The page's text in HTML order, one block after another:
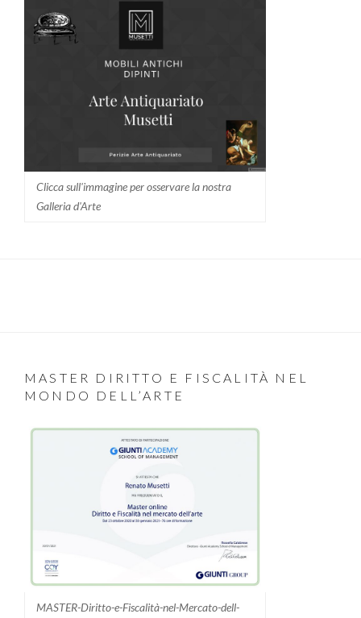
Clicca sull'immagine per osservare la nostra
Galleria d'Arte
MASTER DIRITTO E FISCALITÀ NEL
MONDO DELL’ARTE
MASTER-Diritto-e-Fiscalità-nel-Mercato-dell-